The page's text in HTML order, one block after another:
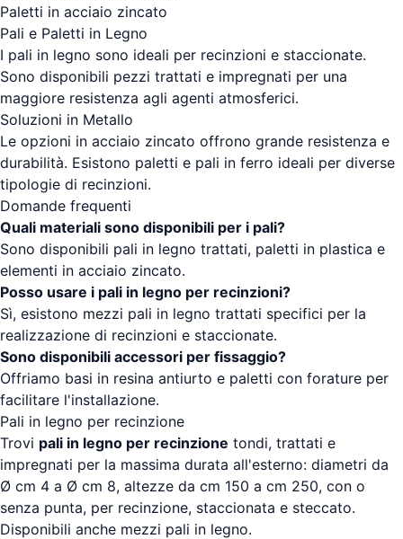
Paletti in acciaio zincato
Pali e Paletti in Legno
I pali in legno sono ideali per recinzioni e staccionate.
Sono disponibili pezzi trattati e impregnati per una
maggiore resistenza agli agenti atmosferici.
Soluzioni in Metallo
Le opzioni in acciaio zincato offrono grande resistenza e
durabilità. Esistono paletti e pali in ferro ideali per diverse
tipologie di recinzioni.
Domande frequenti
Quali materiali sono disponibili per i pali?
Sono disponibili pali in legno trattati, paletti in plastica e
elementi in acciaio zincato.
Posso usare i pali in legno per recinzioni?
Sì, esistono mezzi pali in legno trattati specifici per la
realizzazione di recinzioni e staccionate.
Sono disponibili accessori per fissaggio?
Offriamo basi in resina antiurto e paletti con forature per
facilitare l'installazione.
Pali in legno per recinzione
Trovi pali in legno per recinzione tondi, trattati e
impregnati per la massima durata all'esterno: diametri da
Ø cm 4 a Ø cm 8, altezze da cm 150 a cm 250, con o
senza punta, per recinzione, staccionata e steccato.
Disponibili anche mezzi pali in legno.